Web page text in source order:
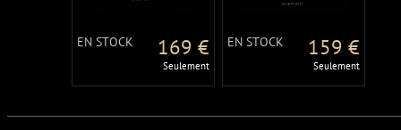
EN STOCK 169 €
Seulement
EN STOCK 159 €
Seulement